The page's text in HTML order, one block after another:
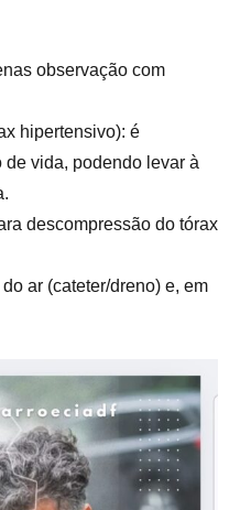
observação com
hipertensivo): é
vida, podendo levar à
descompressão do tórax
ar (cateter/dreno) e, em